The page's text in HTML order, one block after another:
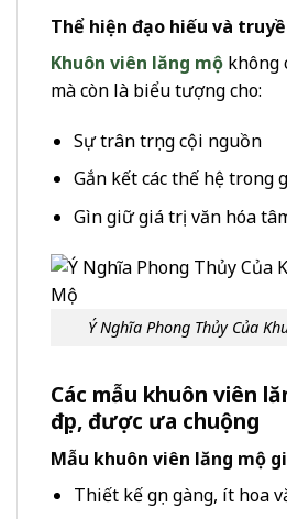
Thể hiện đạo hiếu và
Khuôn viên lăng mộ không
mà còn là biểu tượng cho:
Sự trân trọng cội nguồn
Gắn kết các thế hệ trong
Gìn giữ giá trị văn hóa
Ý Nghĩa Phong Thủy Của
Các mẫu khuôn viên
đẹp, được ưa chuộng
Mẫu khuôn viên lăng mộ
Thiết kế gọn gàng, ít hoa